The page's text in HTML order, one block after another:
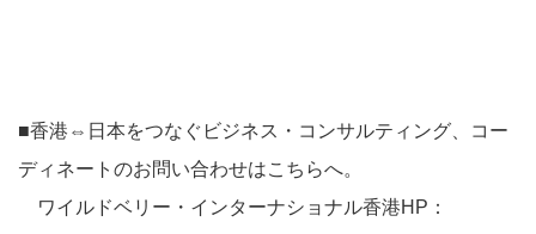
■香港⇔日本をつなぐビジネス・コンサルティング、コー
ディネートのお問い合わせはこちらへ。
ワイルドベリー・インターナショナル香港HP：